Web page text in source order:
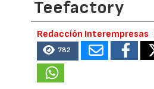
Teefactory
Redacción Interempresas
782